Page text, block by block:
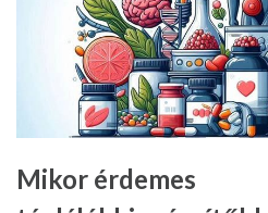
Mikor érdemes